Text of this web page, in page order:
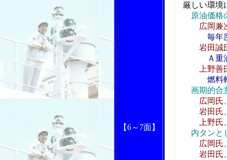
【6～7面】
厳しい環境
原油価格
広岡兼
毎年
岩田誠
Ａ重
上野
燃料
画期的合
広岡氏
岩田氏、石
上野氏、訪
内タンと
広岡氏
岩田氏、船